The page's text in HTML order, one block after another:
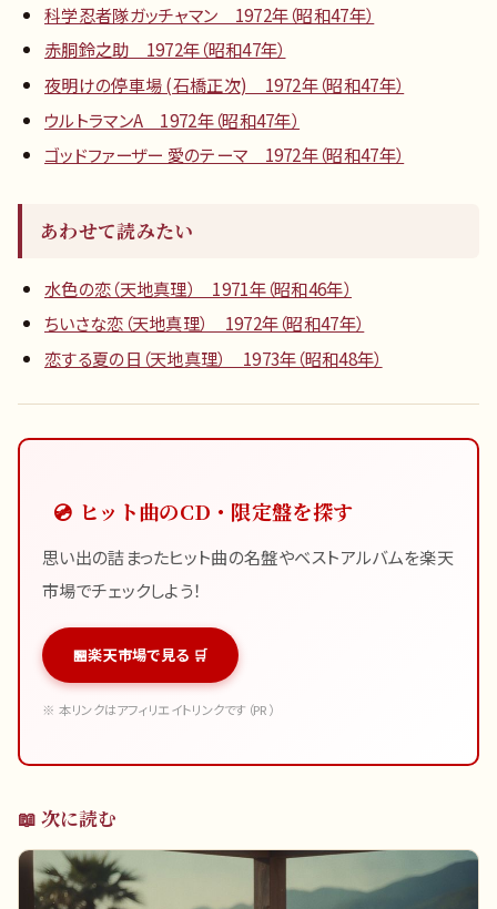
科学忍者隊ガッチャマン 1972年（昭和47年）
赤胴鈴之助 1972年（昭和47年）
夜明けの停車場 (石橋正次) 1972年（昭和47年）
ウルトラマンA 1972年（昭和47年）
ゴッドファーザー 愛のテーマ 1972年（昭和47年）
あわせて読みたい
水色の恋（天地真理） 1971年（昭和46年）
ちいさな恋（天地真理） 1972年（昭和47年）
恋する夏の日（天地真理） 1973年（昭和48年）
💿 ヒット曲のCD・限定盤を探す
思い出の詰まったヒット曲の名盤やベストアルバムを楽天
市場でチェックしよう！
楽天市場で見る 🛒
※ 本リンクはアフィリエイトリンクです（PR）
📖 次に読む